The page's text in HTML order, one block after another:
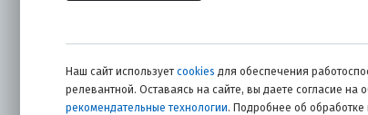
Наш сайт использует cookies для обеспечения
релевантной. Оставаясь на сайте, вы даете согласие
рекомендательные технологии. Подробнее об